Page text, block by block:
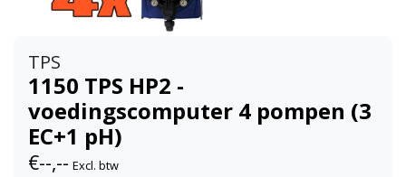
TPS
1150 TPS HP2 -
voedingscomputer 4 pompen (3
EC+1 pH)
€--,-- Excl. btw